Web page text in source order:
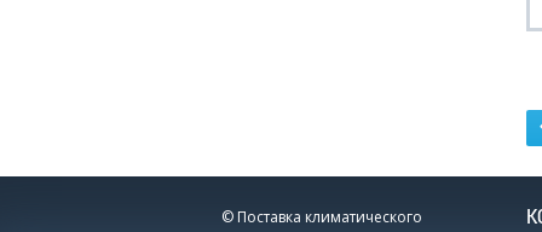
© Поставка климатического